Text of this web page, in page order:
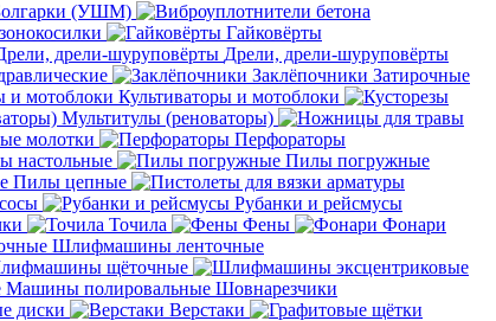
(УШМ)
Гайковёрты
Дрели, дрели-шуруповёрты
Заклёпочники Затирочные
Культиваторы и мотоблоки
Мультитулы (реноваторы)
молотки
Перфораторы
настольные
Пилы погружные
Пилы цепные
Рубанки и рейсмусы
Точила Фены
Фонари
Шлифмашины ленточные
щёточные
Машины полировальные Шовнарезчики
диски
Верстаки